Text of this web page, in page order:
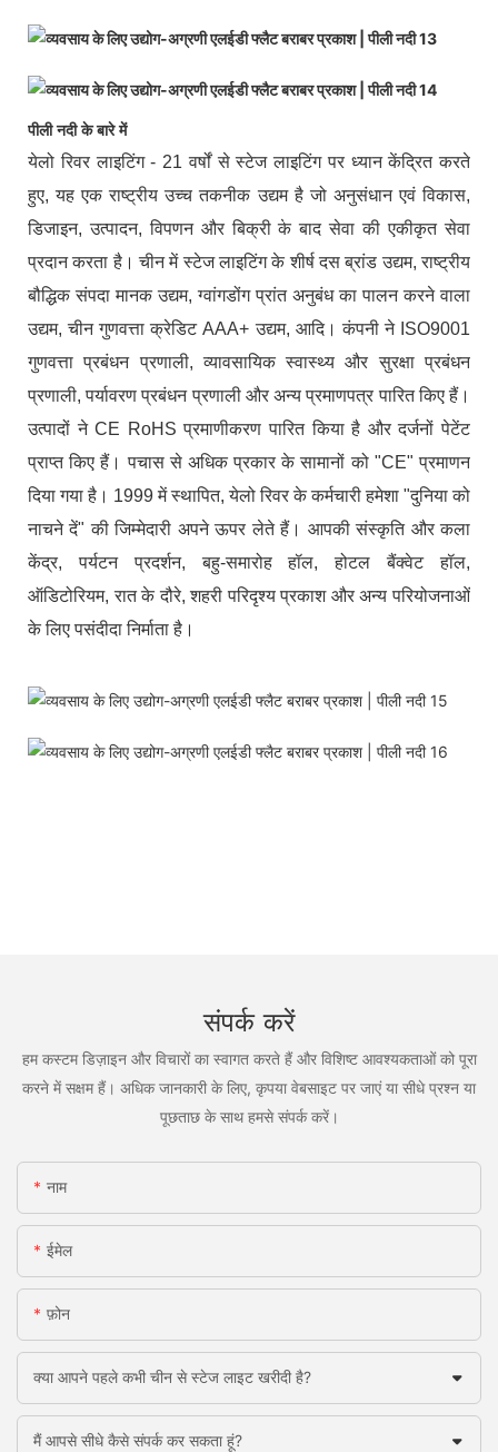
पीली नदी के बारे में
येलो रिवर लाइटिंग - 21 वर्षों से स्टेज लाइटिंग पर ध्यान केंद्रित करते
हुए, यह एक राष्ट्रीय उच्च तकनीक उद्यम है जो अनुसंधान एवं विकास,
डिजाइन, उत्पादन, विपणन और बिक्री के बाद सेवा की एकीकृत सेवा
प्रदान करता है। चीन में स्टेज लाइटिंग के शीर्ष दस ब्रांड उद्यम, राष्ट्रीय
बौद्धिक संपदा मानक उद्यम, ग्वांगडोंग प्रांत अनुबंध का पालन करने वाला
उद्यम, चीन गुणवत्ता क्रेडिट AAA+ उद्यम, आदि। कंपनी ने ISO9001
गुणवत्ता प्रबंधन प्रणाली, व्यावसायिक स्वास्थ्य और सुरक्षा प्रबंधन
प्रणाली, पर्यावरण प्रबंधन प्रणाली और अन्य प्रमाणपत्र पारित किए हैं।
उत्पादों ने CE RoHS प्रमाणीकरण पारित किया है और दर्जनों पेटेंट
प्राप्त किए हैं। पचास से अधिक प्रकार के सामानों को "CE" प्रमाणन
दिया गया है। 1999 में स्थापित, येलो रिवर के कर्मचारी हमेशा "दुनिया को
नाचने दें" की जिम्मेदारी अपने ऊपर लेते हैं। आपकी संस्कृति और कला
केंद्र, पर्यटन प्रदर्शन, बहु-समारोह हॉल, होटल बैंक्वेट हॉल,
ऑडिटोरियम, रात के दौरे, शहरी परिदृश्य प्रकाश और अन्य परियोजनाओं
के लिए पसंदीदा निर्माता है।
संपर्क करें
हम कस्टम डिज़ाइन और विचारों का स्वागत करते हैं और विशिष्ट आवश्यकताओं को पूरा
करने में सक्षम हैं। अधिक जानकारी के लिए, कृपया वेबसाइट पर जाएं या सीधे प्रश्न या
पूछताछ के साथ हमसे संपर्क करें।
नाम
ईमेल
फ़ोन
क्या आपने पहले कभी चीन से स्टेज लाइट खरीदी है?
मैं आपसे सीधे कैसे संपर्क कर सकता हूं?